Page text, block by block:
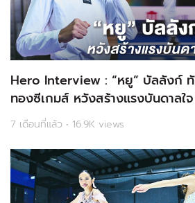
Hero Interview : “หยู” บัลลังก์
ทองซีเกมส์ หวังสร้างแรงบันดาลใ
7 เดือนที่แล้ว • 16.9K views